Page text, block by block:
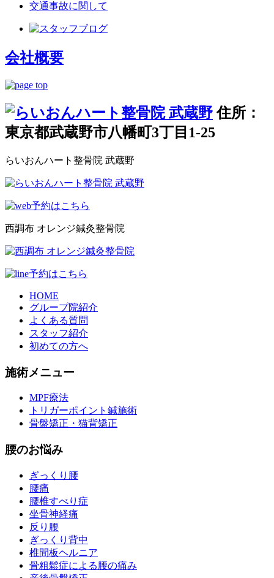
交通事故に関して
会社概要
住所：
東京都武蔵野市八幡町3丁目1-25
らいおんハート整骨院 武蔵野
西調布 オレンジ鍼灸整骨院
HOME
グループ院紹介
よくある質問
スタッフ紹介
初めての方へ
施術メニュー
MPF療法
トリガーポイント鍼施術
骨盤矯正・猫背矯正
腰のお悩み
ぎっくり腰
腰痛
腰椎すべり症
坐骨神経痛
反り腰
ぎっくり背中
椎間板ヘルニア
骨粗鬆症による腰の痛み